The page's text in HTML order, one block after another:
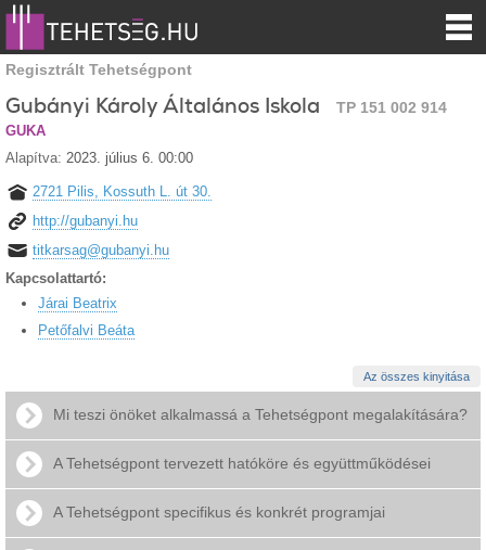
Regisztrált Tehetségpont
Gubányi Károly Általános Iskola TP 151 002 914
GUKA
Alapítva: 2023. július 6. 00:00
2721 Pilis, Kossuth L. út 30.
http://gubanyi.hu
titkarsag@gubanyi.hu
Kapcsolattartó:
Járai Beatrix
Petőfalvi Beáta
Az összes kinyitása
Mi teszi önöket alkalmassá a Tehetségpont megalakítására?
A Tehetségpont tervezett hatóköre és együttműködései
A Tehetségpont specifikus és konkrét programjai